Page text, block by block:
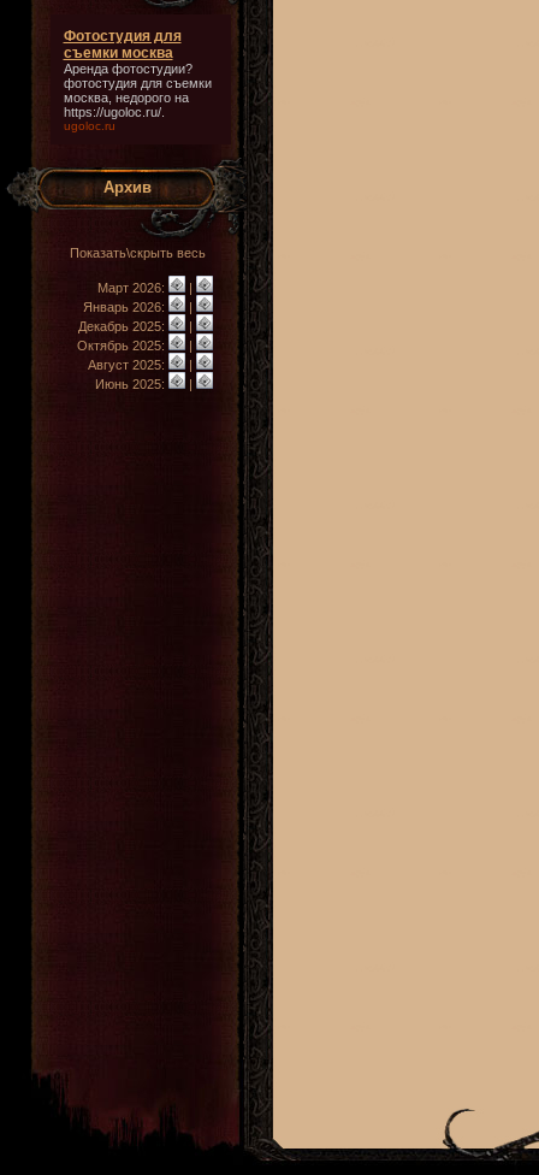
Фотостудия для
съемки москва
Аренда фотостудии?
фотостудия для съемки
москва, недорого на
https://ugoloc.ru/.
ugoloc.ru
Архив
Показать\скрыть весь
Март 2026:
|
Январь 2026:
|
Декабрь 2025:
|
Октябрь 2025:
|
Август 2025:
|
Июнь 2025:
|